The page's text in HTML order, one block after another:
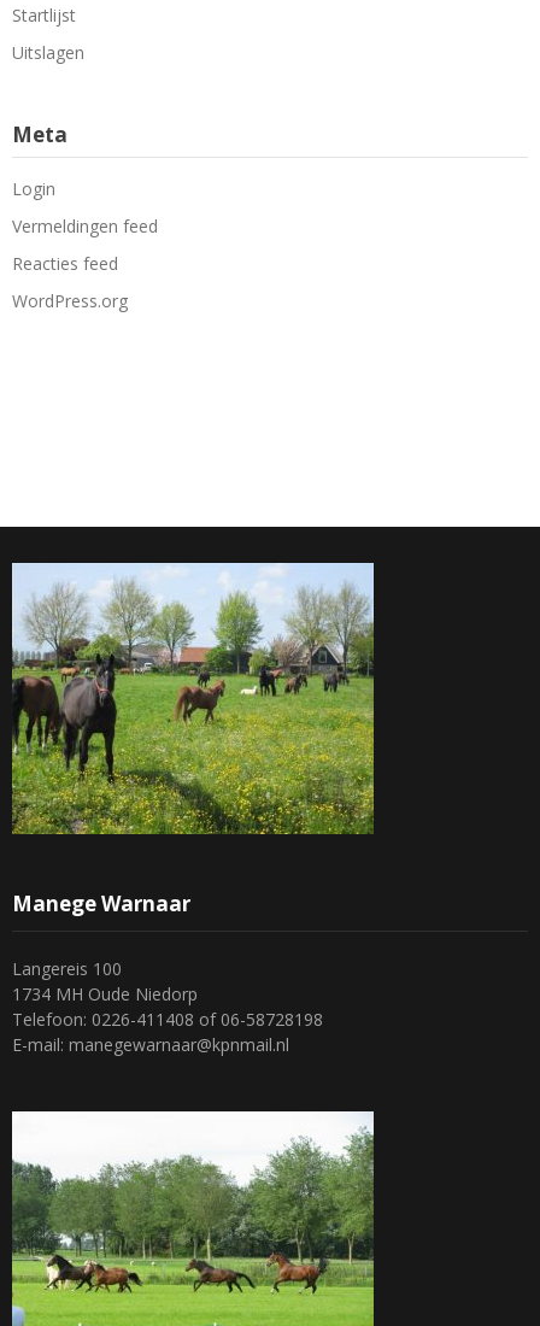
Startlijst
Uitslagen
Meta
Login
Vermeldingen feed
Reacties feed
WordPress.org
Manege Warnaar
Langereis 100
1734 MH Oude Niedorp
Telefoon: 0226-411408 of 06-58728198
E-mail: manegewarnaar@kpnmail.nl